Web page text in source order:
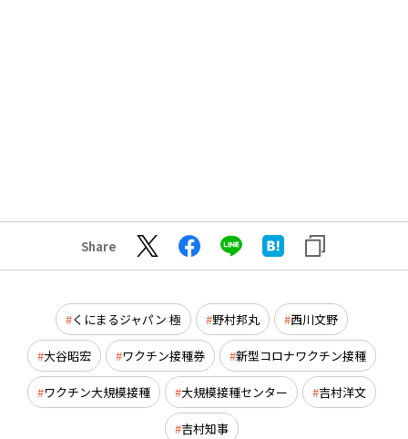
Share
くにまるジャパン 極 野村邦丸 西川文野
大谷昭宏 ワクチン接種券 新型コロナワクチン接種
ワクチン大規模接種 大規模接種センター 吉村洋文
吉村知事